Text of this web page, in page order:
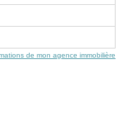
de mon agence immobilière